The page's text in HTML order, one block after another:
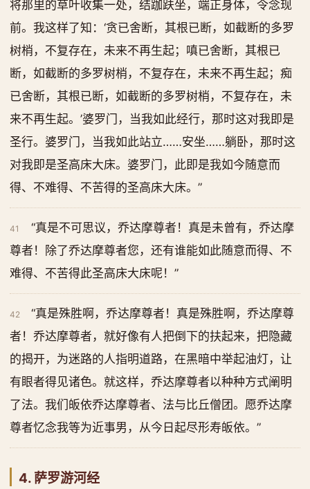
将那里的草叶收集一处，结跏趺坐，端正身体，令念现
前。我这样了知：‘贪已舍断，其根已断，如截断的多罗
树梢，不复存在，未来不再生起；嗔已舍断，其根已
断，如截断的多罗树梢，不复存在，未来不再生起；痴
已舍断，其根已断，如截断的多罗树梢，不复存在，未
来不再生起。’婆罗门，当我如此经行，那时这对我即是
圣行。婆罗门，当我如此站立……安坐……躺卧，那时这
对我即是圣高床大床。婆罗门，此即是我如今随意而
得、不难得、不苦得的圣高床大床。”
41
“真是不可思议，乔达摩尊者！真是未曾有，乔达摩
尊者！除了乔达摩尊者您，还有谁能如此随意而得、不
难得、不苦得此圣高床大床呢！”
42
“真是殊胜啊，乔达摩尊者！真是殊胜啊，乔达摩尊
者！乔达摩尊者，就好像有人把倒下的扶起来，把隐藏
的揭开，为迷路的人指明道路，在黑暗中举起油灯，让
有眼者得见诸色。就这样，乔达摩尊者以种种方式阐明
了法。我们皈依乔达摩尊者、法与比丘僧团。愿乔达摩
尊者忆念我等为近事男，从今日起尽形寿皈依。”
4. 萨罗游河经